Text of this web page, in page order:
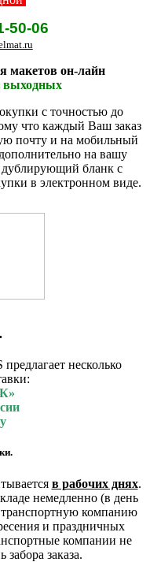
50-06
макетов он-лайн
выходных
с точностью до
что каждый Ваш заказ
почту и на мобильный
на вашу
дублирующий бланк с
в электронном виде.
несколько
в рабочих днях.
немедленно (в день
транспортную компанию
и праздничных
компании не
заказа.